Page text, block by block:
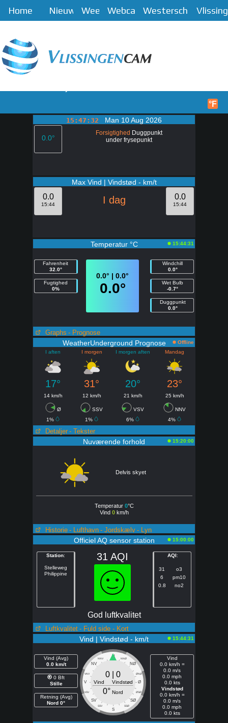
Home Nieuws Weer Webcam Westerschelde
°F
15:47:32 Man 10 Aug 2026
0.0°
Forsigtighed Duggpunkt
under frysepunkt
Max Vind | Vindstød - km/t
0.0
15:44
0.0
15:44
I dag
Temperatur °C 15:44:31
Fahrenheit
32.0°
Fugtighed
0%
0.0° | 0.0°
0.0°
Windchill
0.0°
Wet Bulb
-0.7°
Duggpunkt
0.0°
Graphs - Prognose
WeatherUnderground Prognose
Offline
I aften
I morgen I morgen aften Mandag
17° 31° 20° 23°
14 km/h 12 km/h 21 km/h 25 km/h
Ø SSV VSV
NNV
1%
1% 6% 4%
Detaljer - Tekster
Nuværende forhold 15:20:00
Delvis skyet
Temperatur 0°C
Vind 0km/h
Historie - Lufthavn - Jordskælv - Lyn
Officiel AQ sensor station 15:00:00
Station:
Stelleweg
Philippine
31 AQI AQI:
31
o3
6
pm10
0.8
no2
God luftkvalitet
Luftkvalitet - Fuld side - Kort
Vind | Vindstød - km/t 15:44:31
Vind (Avg)
0.0 km/t
0 Bft
Stille
Retning (Avg)
Nord 0°
N
NNV NNØ
NV NØ
VNV ØNØ
V Ø
VSV ØSØ
SV SØ
SSV SSØ
S
0 | 0
Vind Vindstød
0° Nord
Vind
0.0 km/h =
0.0 m/s
0.0 mph
0.0 kts
Vindstød
0.0 km/h =
0.0 m/s
0.0 mph
0.0 kts